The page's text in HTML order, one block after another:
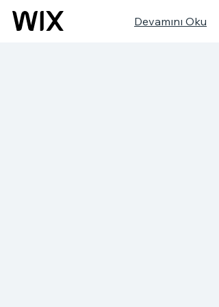
Devamını Oku